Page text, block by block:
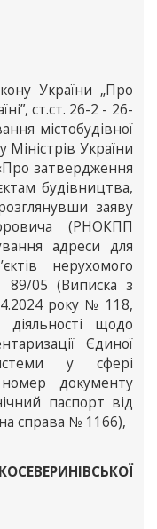
України „Про
ст.ст. 26-2 - 26-
містобудівної
Міністрів України
затвердження
будівництва,
заяву
(РНОКПП
адреси для
нерухомого
05 (Виписка з
року № 118,
діяльності щодо
Єдиної
у сфері
номер документу
паспорт від
справа № 1166),